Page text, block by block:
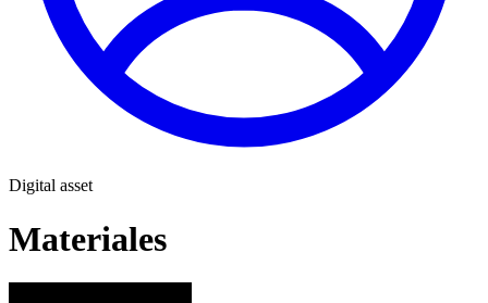
Digital asset
Materiales